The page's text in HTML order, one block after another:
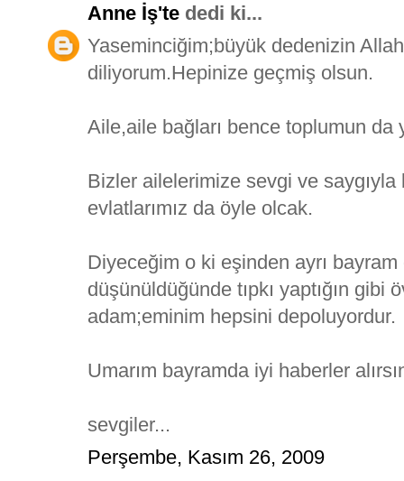
Anne İş'te dedi ki...
Yaseminciğim;büyük dedenizin
diliyorum.Hepinize geçmiş olsun.
Aile,aile bağları bence toplumun da
Bizler ailelerimize sevgi ve saygıyla
evlatlarımız da öyle olcak.
Diyeceğim o ki eşinden ayrı
düşünüldüğünde tıpkı yaptığın gibi
adam;eminim hepsini depoluyordur.
Umarım bayramda iyi haberler
sevgiler...
Perşembe, Kasım 26, 2009